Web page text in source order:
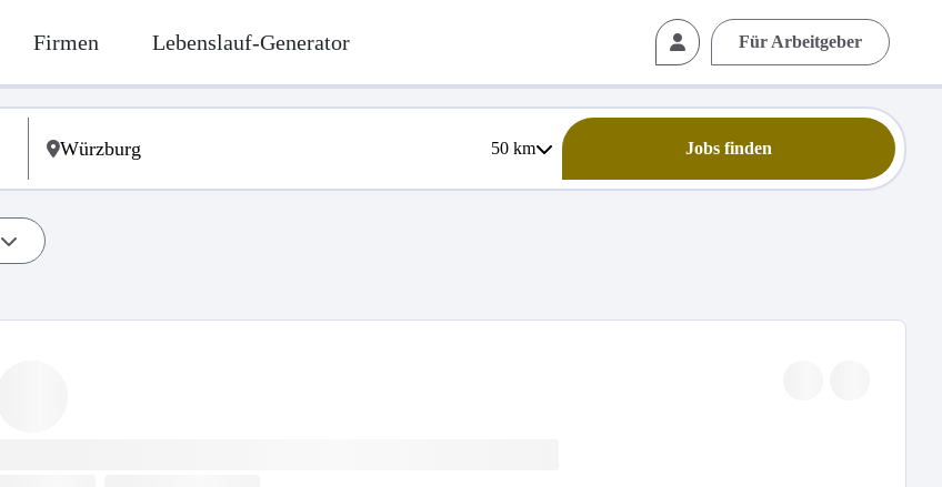
Firmen Lebenslauf-Generator Für Arbeitgeber
50km Jobs finden